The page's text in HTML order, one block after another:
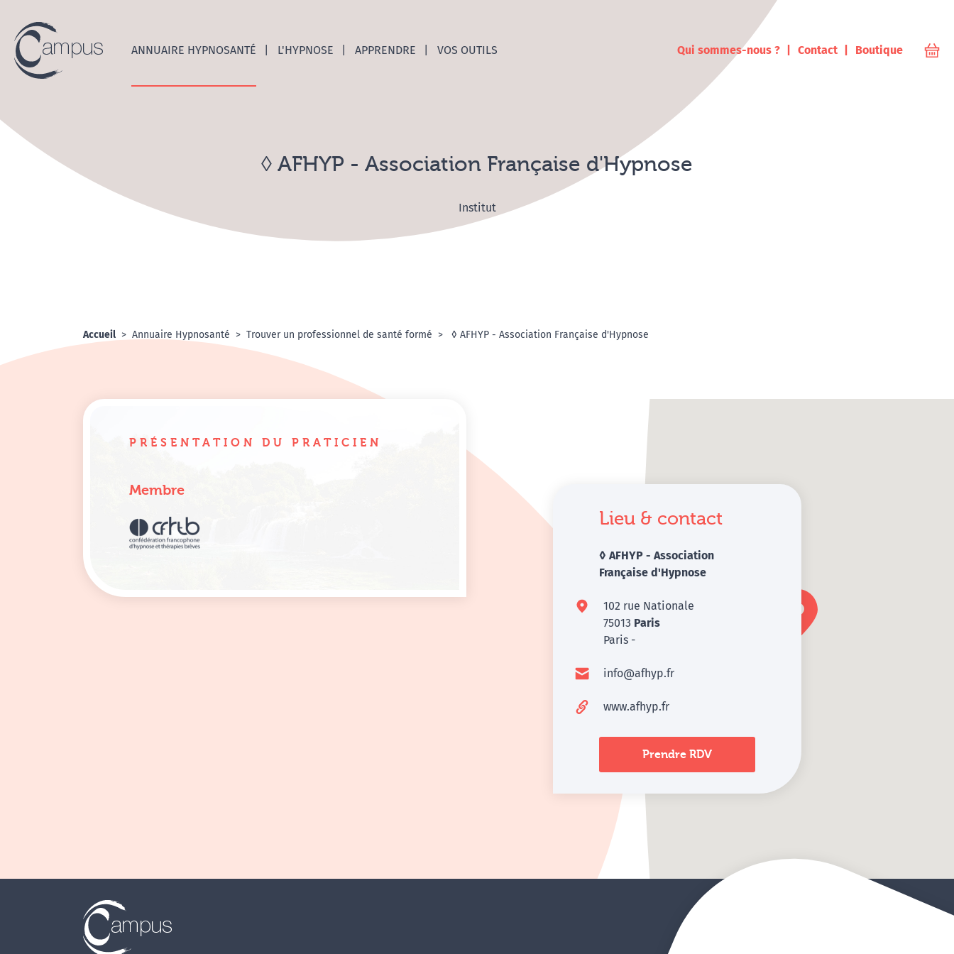
Emergences Campus
ANNUAIRE HYPNOSANTÉ L'HYPNOSE APPRENDRE VOS OUTILS Qui sommes-nous ? Contact Boutique
◊ AFHYP - Association Française d'Hypnose
Institut
Accueil Annuaire Hypnosanté Trouver un professionnel de santé formé ◊ AFHYP - Association Française d'Hypnose
PRÉSENTATION DU PRATICIEN
Membre
Lieu & contact
◊ AFHYP - Association
Française d'Hypnose
102 rue Nationale
75013 Paris
Paris -
info@afhyp.fr
www.afhyp.fr
Prendre RDV